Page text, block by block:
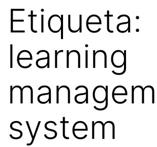
Etiqueta:
learning
system